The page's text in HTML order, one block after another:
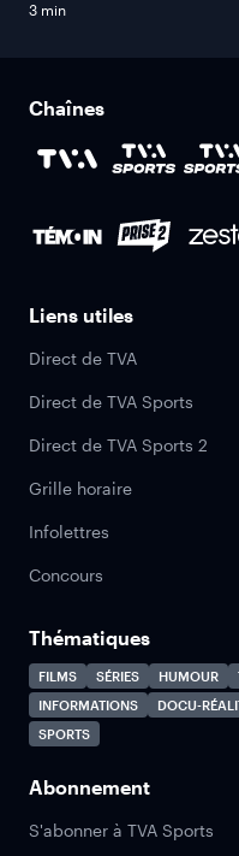
3 min
Chaînes
Liens utiles
Direct de TVA
Direct de TVA Sports
Direct de TVA Sports 2
Grille horaire
Infolettres
Concours
Thématiques
FILMS SÉRIES HUMOUR
INFORMATIONS
DOCU-
SPORTS
Abonnement
S'abonner à TVA Sports